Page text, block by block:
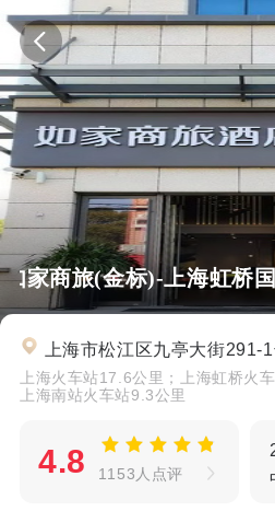
如家商旅(金标)-上海虹桥
上海市松江区九亭大街291-
上海火车站17.6公里；上海虹桥火
上海南站火车站9.3公里
4.8 1153人点评